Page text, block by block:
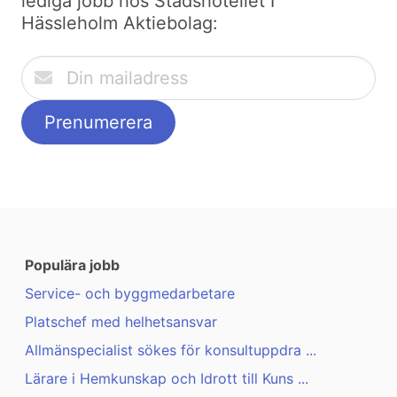
Hässleholm Aktiebolag:
Populära jobb
Service- och byggmedarbetare
Platschef med helhetsansvar
Allmänspecialist sökes för konsultuppdra ...
Lärare i Hemkunskap och Idrott till Kuns ...